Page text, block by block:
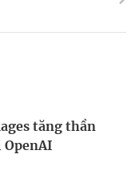
tăng thần
nghẽn” trên
thị xanh
điều chỉnh